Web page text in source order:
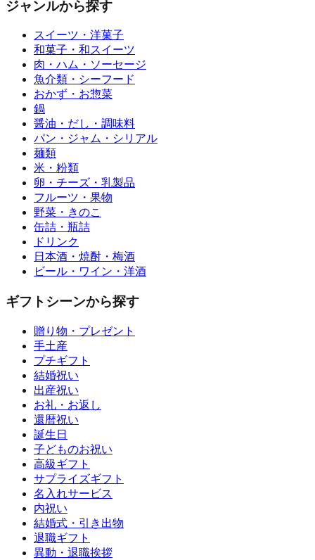
ジャンルから探す
スイーツ・洋菓子
和菓子・和スイーツ
肉・ハム・ソーセージ
魚介類・シーフード
おかず・お惣菜
鍋
醤油・だし・調味料
パン・ジャム・シリアル
麺類
米・粉類
卵・チーズ・乳製品
フルーツ・果物
野菜・きのこ
缶詰・瓶詰
ドリンク
日本酒・焼酎・梅酒
ビール・ワイン・洋酒
ギフトシーンから探す
贈り物・プレゼント
手土産
プチギフト
結婚祝い
出産祝い
お礼・お返し
還暦祝い
誕生日
子どものお祝い
高級ギフト
サプライズギフト
名入れサービス
内祝い
結婚式・引き出物
退職ギフト
異動・退職挨拶